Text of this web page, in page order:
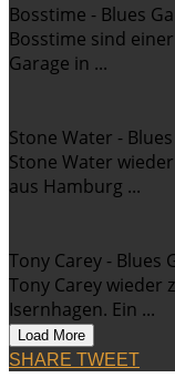
Bosstime - Blues
Bosstime sind
Garage in ...
Stone Water -
Stone Water
aus Hamburg ...
Tony Carey - Blues
Tony Carey wieder
Isernhagen. Ein ...
Load More
SHARE TWEET